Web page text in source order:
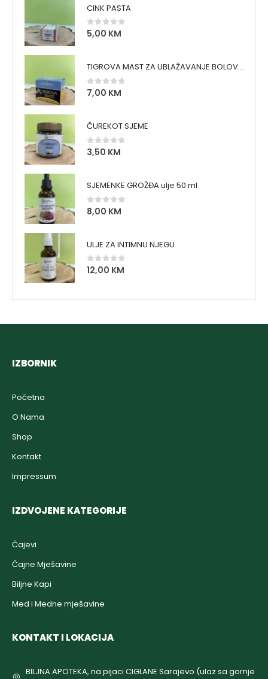
CINK PASTA
0 out of 5
5,00 KM
TIGROVA MAST ZA UBLAŽAVANJE BOLOVA I ZAGRIJAVANJE MIŠIĆA
0 out of 5
7,00 KM
ČUREKOT SJEME
0 out of 5
3,50 KM
SJEMENKE GROŽĐA ulje 50 ml
0 out of 5
8,00 KM
ULJE ZA INTIMNU NJEGU
0out of 5
12,00 KM
IZBORNIK
Početna
O Nama
Shop
Kontakt
Impressum
IZDVOJENE KATEGORIJE
Čajevi
Čajne Mješavine
Biljne Kapi
Med i Medne mješavine
KONTAKT I LOKACIJA
BILJNA APOTEKA, na pijaci CIGLANE Sarajevo (ulaz sa gornje